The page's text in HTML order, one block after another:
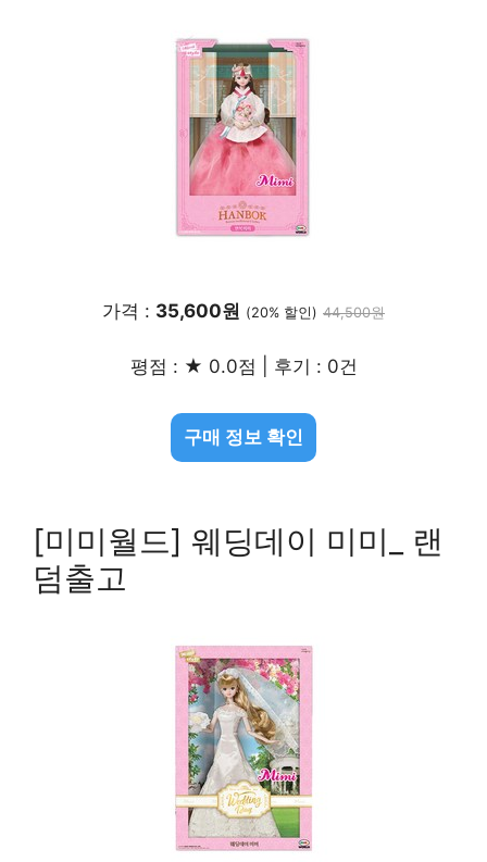
가격 : 35,600원 (20% 할인) 44,500원
평점 : ★ 0.0점 | 후기 : 0건
구매 정보 확인
[미미월드] 웨딩데이 미미_ 랜
덤출고